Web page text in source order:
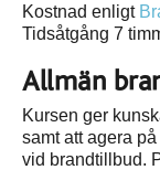
Kostnad enligt
Tidsåtgång 7
Allmän
Kursen ger
samt att agera
vid brandtillbud.